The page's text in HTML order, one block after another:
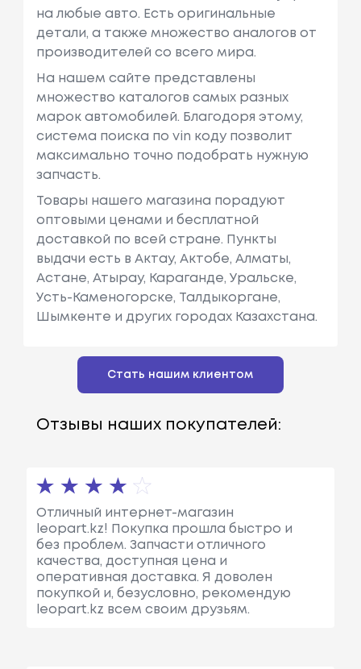
на любые авто. Есть оригинальные
детали, а также множество аналогов от
производителей со всего мира.
На нашем сайте представлены
множество каталогов самых разных
марок автомобилей. Благодоря этому,
система поиска по vin коду позволит
максимально точно подобрать нужную
запчасть.
Товары нашего магазина порадуют
оптовыми ценами и бесплатной
доставкой по всей стране. Пункты
выдачи есть в Актау, Актобе, Алматы,
Астане, Атырау, Караганде, Уральске,
Усть-Каменогорске, Талдыкоргане,
Шымкенте и других городах Казахстана.
Стать нашим клиентом
Отзывы наших покупателей:
Отличный интернет-магазин
leopart.kz! Покупка прошла быстро и
без проблем. Запчасти отличного
качества, доступная цена и
оперативная доставка. Я доволен
покупкой и, безусловно, рекомендую
leopart.kz всем своим друзьям.